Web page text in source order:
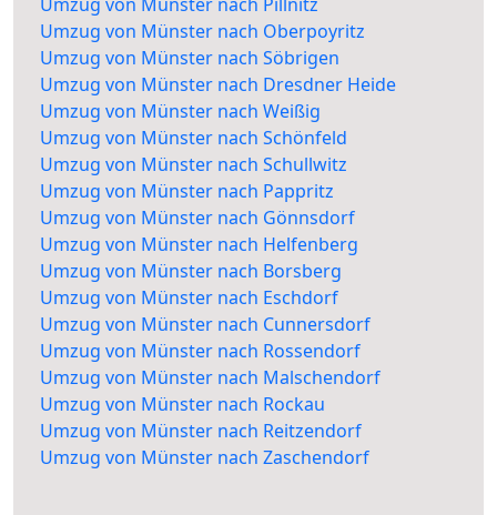
Umzug von Münster nach Oberpoyritz
Umzug von Münster nach Söbrigen
Umzug von Münster nach Dresdner Heide
Umzug von Münster nach Weißig
Umzug von Münster nach Schönfeld
Umzug von Münster nach Schullwitz
Umzug von Münster nach Pappritz
Umzug von Münster nach Gönnsdorf
Umzug von Münster nach Helfenberg
Umzug von Münster nach Borsberg
Umzug von Münster nach Eschdorf
Umzug von Münster nach Cunnersdorf
Umzug von Münster nach Rossendorf
Umzug von Münster nach Malschendorf
Umzug von Münster nach Rockau
Umzug von Münster nach Reitzendorf
Umzug von Münster nach Zaschendorf